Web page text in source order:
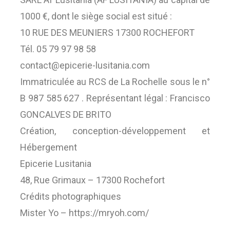
1000 €, dont le siège social est situé :
10 RUE DES MEUNIERS 17300 ROCHEFORT
Tél. 05 79 97 98 58
contact@epicerie-lusitania.com
Immatriculée au RCS de La Rochelle sous le n°
B 987 585 627 . Représentant légal : Francisco
GONCALVES DE BRITO
Création, conception-développement et
Hébergement
Epicerie Lusitania
48, Rue Grimaux – 17300 Rochefort
Crédits photographiques
Mister Yo – https://mryoh.com/